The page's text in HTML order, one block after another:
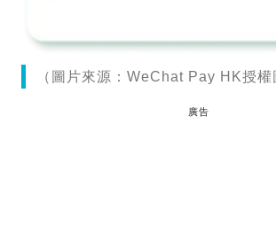
（圖片來源：WeChat Pay HK授權
廣告